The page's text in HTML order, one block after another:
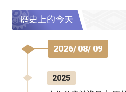
歷史上的今天
2026/ 08/ 09
2025